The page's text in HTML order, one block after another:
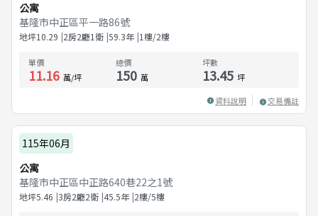
公寓
基隆市中正區平一路86號
地坪10.29 2房2廳1衛 59.3年 1樓/2樓
單價
11.16 萬/坪
總價
150 萬
坪數
13.45 坪
資料說明 交易備註
115年06月
公寓
基隆市中正區中正路640巷22之1號
地坪5.46 3房2廳2衛 45.5年 2樓/5樓